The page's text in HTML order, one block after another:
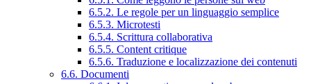
6.5.2. Le regole per un linguaggio semplice
6.5.3. Microtesti
6.5.4. Scrittura collaborativa
6.5.5. Content critique
6.5.6. Traduzione e localizzazione dei contenuti
6.6. Documenti